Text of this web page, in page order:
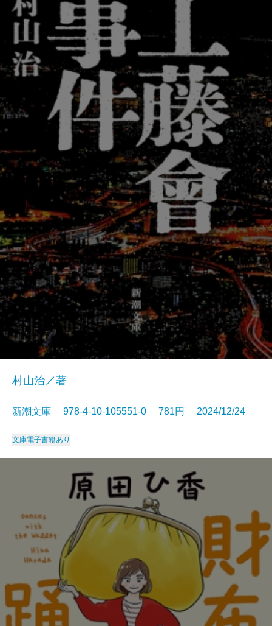
村山治／著
新潮文庫 978-4-10-105551-0 781円 2024/12/24
文庫電子書籍あり